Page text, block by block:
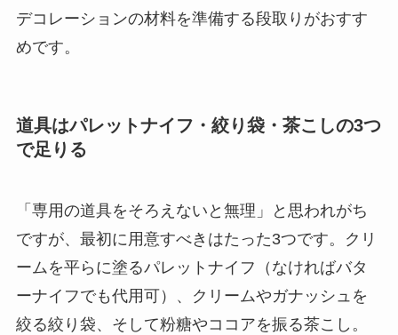
デコレーションの材料を準備する段取りがおすす
めです。
道具はパレットナイフ・絞り袋・茶こしの3つ
で足りる
「専用の道具をそろえないと無理」と思われがち
ですが、最初に用意すべきはたった3つです。クリ
ームを平らに塗るパレットナイフ（なければバタ
ーナイフでも代用可）、クリームやガナッシュを
絞る絞り袋、そして粉糖やココアを振る茶こし。